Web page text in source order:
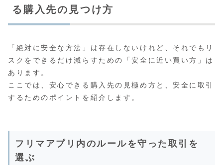
る購入先の見つけ方
「絶対に安全な方法」は存在しないけれど、それでもリ
スクをできるだけ減らすための「安全に近い買い方」は
あります。
ここでは、安心できる購入先の見極め方と、安全に取引
するためのポイントを紹介します。
フリマアプリ内のルールを守った取引を
選ぶ